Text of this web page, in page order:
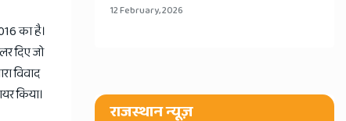
का है।
दिए जो
विवाद
किया।
12 February, 2026
राजस्थान न्यूज़